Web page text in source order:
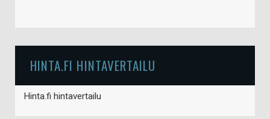
HINTA.FI HINTAVERTAILU
Hinta.fi hintavertailu